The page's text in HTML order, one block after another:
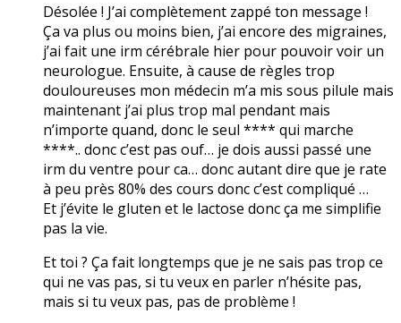
Désolée ! J’ai complètement zappé ton message !
Ça va plus ou moins bien, j’ai encore des migraines,
j’ai fait une irm cérébrale hier pour pouvoir voir un
neurologue. Ensuite, à cause de règles trop
douloureuses mon médecin m’a mis sous pilule mais
maintenant j’ai plus trop mal pendant mais
n’importe quand, donc le seul **** qui marche
****.. donc c’est pas ouf… je dois aussi passé une
irm du ventre pour ca… donc autant dire que je rate
à peu près 80% des cours donc c’est compliqué …
Et j’évite le gluten et le lactose donc ça me simplifie
pas la vie.
Et toi ? Ça fait longtemps que je ne sais pas trop ce
qui ne vas pas, si tu veux en parler n’hésite pas,
mais si tu veux pas, pas de problème !